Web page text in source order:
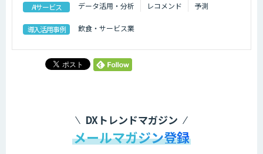
AIサービス データ活用・分析 レコメンド 予測
導入活用事例 飲食・サービス業
DXトレンドマガジン
メールマガジン登録